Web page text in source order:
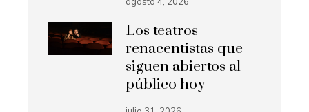
Los teatros
renacentistas que
siguen abiertos al
público hoy